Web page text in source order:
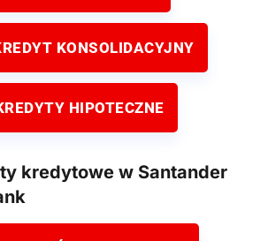
KONSOLIDACYJNY
HIPOTECZNE
kredytowe w Santander